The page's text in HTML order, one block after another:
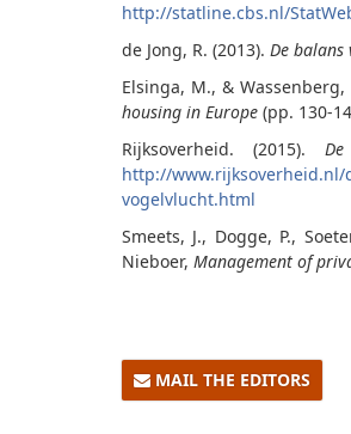
http://statline.cbs.nl/
de Jong, R. (2013). De balans
Elsinga, M., &
housing in Europe (pp. 130-
Rijksoverheid. (2015).
http://
vogelvlucht.html
Smeets, J., Dogge, P.,
Nieboer, Management of
MAIL THE EDITORS